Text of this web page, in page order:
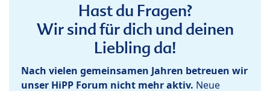
Hast du Fragen?
Wir sind für dich und deinen
Liebling da!
Nach vielen gemeinsamen Jahren betreuen wir
unser HiPP Forum nicht mehr aktiv. Neue